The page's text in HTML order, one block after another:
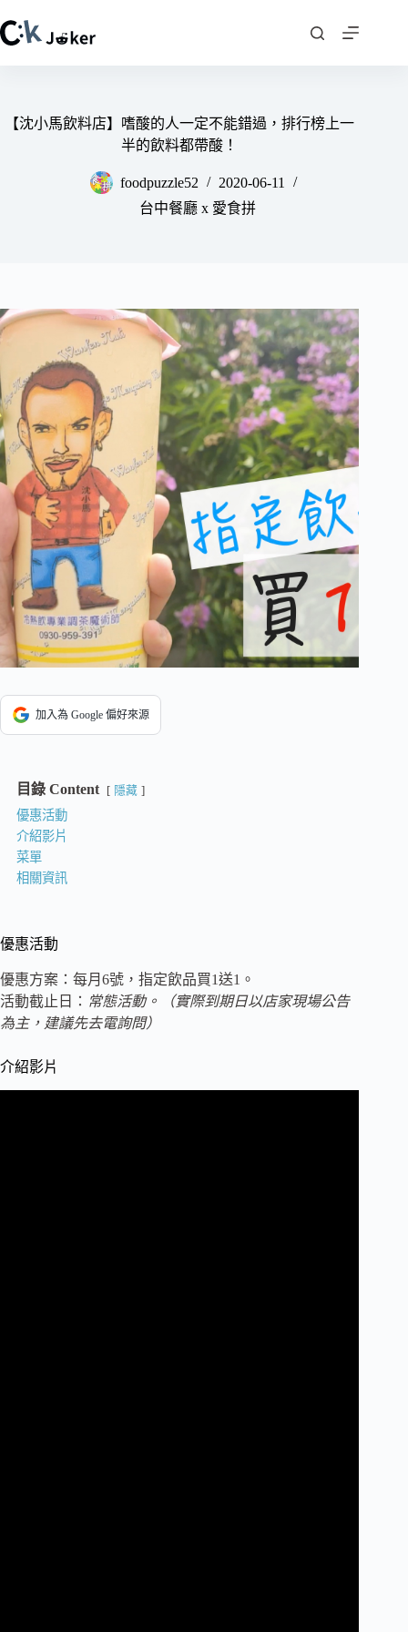
至
【沈小馬飲料店】嗜酸的人一定不能錯過，排行榜上一
半的飲料都帶酸！
foodpuzzle52
2020-06-11
台中餐廳 x 愛食拼
加入為 Google 偏好來源
目錄 Content 隱藏
優惠活動
介紹影片
菜單
相關資訊
優惠活動
優惠方案：每月6號，指定飲品買1送1。
活動截止日： 常態活動。（實際到期日以店家現場公告
為主，建議先去電詢問）
介紹影片